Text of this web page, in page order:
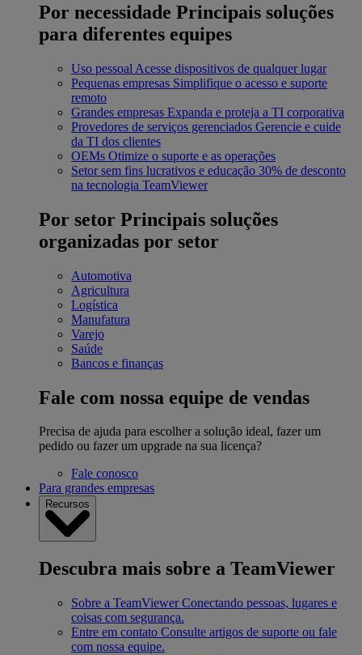
Por necessidade Principais soluções
para diferentes equipes
Uso pessoal Acesse dispositivos de qualquer lugar
Pequenas empresas Simplifique o acesso e suporte
remoto
Grandes empresas Expanda e proteja a TI corporativa
Provedores de serviços gerenciados Gerencie e cuide
da TI dos clientes
OEMs Otimize o suporte e as operações
Setor sem fins lucrativos e educação 30% de desconto
na tecnologia TeamViewer
Por setor Principais soluções
organizadas por setor
Automotiva
Agricultura
Logística
Manufatura
Varejo
Saúde
Bancos e finanças
Fale com nossa equipe de vendas
Precisa de ajuda para escolher a solução ideal, fazer um
pedido ou fazer um upgrade na sua licença?
Fale conosco
Para grandes empresas
Recursos
Descubra mais sobre a TeamViewer
Sobre a TeamViewer Conectando pessoas, lugares e
coisas com segurança.
Entre em contato Consulte artigos de suporte ou fale
com nossa equipe.